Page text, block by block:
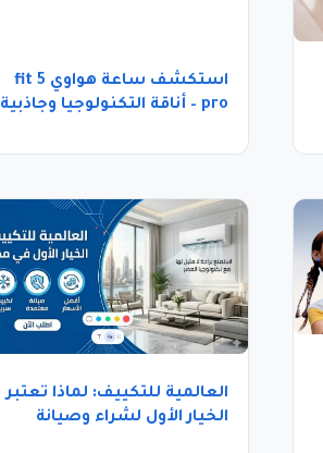
استكشف ساعة هواوي fit 5
pro – أناقة التكنولوجيا وجاذبية
العالمية للتكييف: لماذا تعتبر
الخيار الأول لشراء وصيانة